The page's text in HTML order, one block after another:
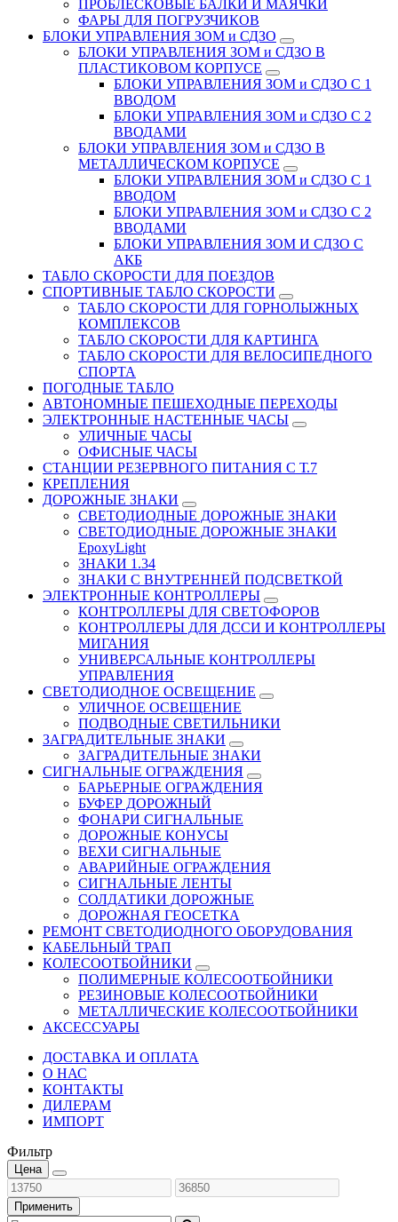
ПРОБЛЕСКОВЫЕ БАЛКИ И МАЯЧКИ
ФАРЫ ДЛЯ ПОГРУЗЧИКОВ
БЛОКИ УПРАВЛЕНИЯ ЗОМ и СДЗО
БЛОКИ УПРАВЛЕНИЯ ЗОМ и СДЗО В
ПЛАСТИКОВОМ КОРПУСЕ
БЛОКИ УПРАВЛЕНИЯ ЗОМ и СДЗО С 1
ВВОДОМ
БЛОКИ УПРАВЛЕНИЯ ЗОМ и СДЗО С 2
ВВОДАМИ
БЛОКИ УПРАВЛЕНИЯ ЗОМ и СДЗО В
МЕТАЛЛИЧЕСКОМ КОРПУСЕ
БЛОКИ УПРАВЛЕНИЯ ЗОМ и СДЗО С 1
ВВОДОМ
БЛОКИ УПРАВЛЕНИЯ ЗОМ и СДЗО С 2
ВВОДАМИ
БЛОКИ УПРАВЛЕНИЯ ЗОМ И СДЗО С
АКБ
ТАБЛО СКОРОСТИ ДЛЯ ПОЕЗДОВ
СПОРТИВНЫЕ ТАБЛО СКОРОСТИ
ТАБЛО СКОРОСТИ ДЛЯ ГОРНОЛЫЖНЫХ
КОМПЛЕКСОВ
ТАБЛО СКОРОСТИ ДЛЯ КАРТИНГА
ТАБЛО СКОРОСТИ ДЛЯ ВЕЛОСИПЕДНОГО
СПОРТА
ПОГОДНЫЕ ТАБЛО
АВТОНОМНЫЕ ПЕШЕХОДНЫЕ ПЕРЕХОДЫ
ЭЛЕКТРОННЫЕ НАСТЕННЫЕ ЧАСЫ
УЛИЧНЫЕ ЧАСЫ
ОФИСНЫЕ ЧАСЫ
СТАНЦИИ РЕЗЕРВНОГО ПИТАНИЯ С Т.7
КРЕПЛЕНИЯ
ДОРОЖНЫЕ ЗНАКИ
СВЕТОДИОДНЫЕ ДОРОЖНЫЕ ЗНАКИ
СВЕТОДИОДНЫЕ ДОРОЖНЫЕ ЗНАКИ
EpoxyLight
ЗНАКИ 1.34
ЗНАКИ С ВНУТРЕННЕЙ ПОДСВЕТКОЙ
ЭЛЕКТРОННЫЕ КОНТРОЛЛЕРЫ
КОНТРОЛЛЕРЫ ДЛЯ СВЕТОФОРОВ
КОНТРОЛЛЕРЫ ДЛЯ ДССИ И КОНТРОЛЛЕРЫ
МИГАНИЯ
УНИВЕРСАЛЬНЫЕ КОНТРОЛЛЕРЫ
УПРАВЛЕНИЯ
СВЕТОДИОДНОЕ ОСВЕЩЕНИЕ
УЛИЧНОЕ ОСВЕЩЕНИЕ
ПОДВОДНЫЕ СВЕТИЛЬНИКИ
ЗАГРАДИТЕЛЬНЫЕ ЗНАКИ
ЗАГРАДИТЕЛЬНЫЕ ЗНАКИ
СИГНАЛЬНЫЕ ОГРАЖДЕНИЯ
БАРЬЕРНЫЕ ОГРАЖДЕНИЯ
БУФЕР ДОРОЖНЫЙ
ФОНАРИ СИГНАЛЬНЫЕ
ДОРОЖНЫЕ КОНУСЫ
ВЕХИ СИГНАЛЬНЫЕ
АВАРИЙНЫЕ ОГРАЖДЕНИЯ
СИГНАЛЬНЫЕ ЛЕНТЫ
СОЛДАТИКИ ДОРОЖНЫЕ
ДОРОЖНАЯ ГЕОСЕТКА
РЕМОНТ СВЕТОДИОДНОГО ОБОРУДОВАНИЯ
КАБЕЛЬНЫЙ ТРАП
КОЛЕСООТБОЙНИКИ
ПОЛИМЕРНЫЕ КОЛЕСООТБОЙНИКИ
РЕЗИНОВЫЕ КОЛЕСООТБОЙНИКИ
МЕТАЛЛИЧЕСКИЕ КОЛЕСООТБОЙНИКИ
АКСЕССУАРЫ
ДОСТАВКА И ОПЛАТА
О НАС
КОНТАКТЫ
ДИЛЕРАМ
ИМПОРТ
Фильтр
Цена
Применить